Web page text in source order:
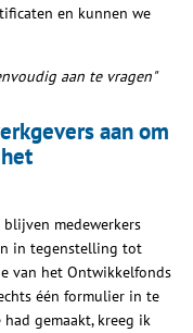
en kunnen we
aan te vragen"
aan om
medewerkers
in tegenstelling tot
van het Ontwikkelfonds
één formulier in te
gemaakt, kreeg ik